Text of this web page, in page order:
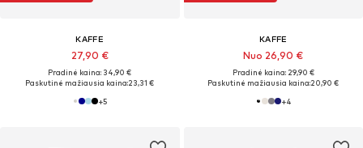
KAFFE
27,90 €
Pradinė kaina: 34,90 €
Paskutinė mažiausia kaina:23,31 €
+5
KAFFE
Nuo 26,90 €
Pradinė kaina: 29,90 €
Paskutinė mažiausia kaina:20,90 €
+4